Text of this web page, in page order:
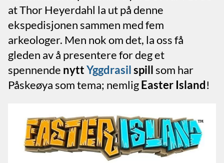
at Thor Heyerdahl la ut på denne
ekspedisjonen sammen med fem
arkeologer. Men nok om det, la oss få
gleden av å presentere for deg et
spennende nyttYggdrasilspillsom har
Påskeøya som tema; nemligEaster Island!